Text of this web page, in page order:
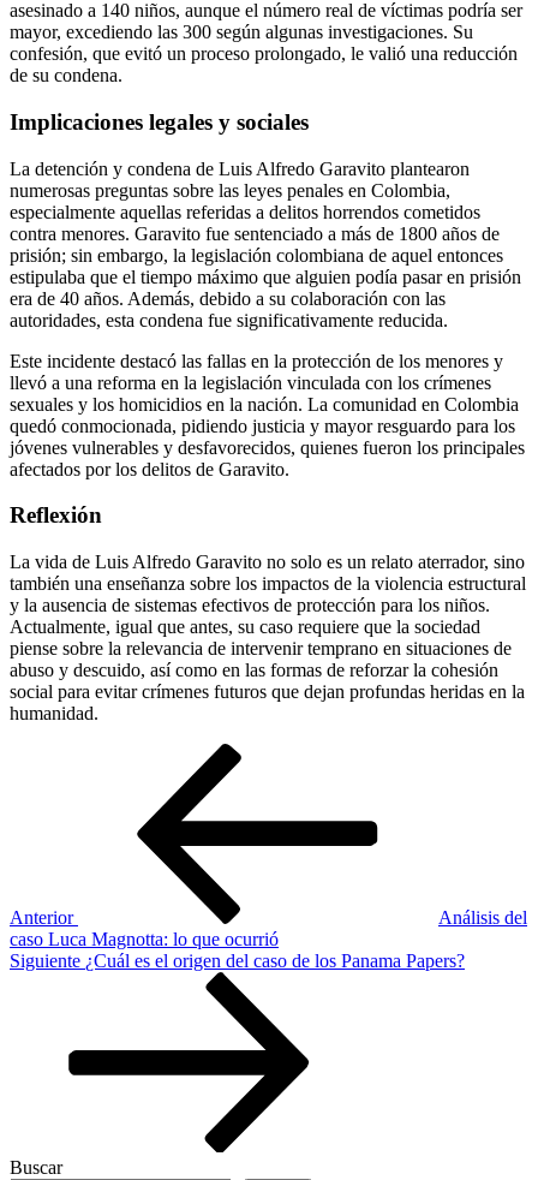
asesinado a 140 niños, aunque el número real de víctimas podría ser
mayor, excediendo las 300 según algunas investigaciones. Su
confesión, que evitó un proceso prolongado, le valió una reducción
de su condena.
Implicaciones legales y sociales
La detención y condena de Luis Alfredo Garavito plantearon
numerosas preguntas sobre las leyes penales en Colombia,
especialmente aquellas referidas a delitos horrendos cometidos
contra menores. Garavito fue sentenciado a más de 1800 años de
prisión; sin embargo, la legislación colombiana de aquel entonces
estipulaba que el tiempo máximo que alguien podía pasar en prisión
era de 40 años. Además, debido a su colaboración con las
autoridades, esta condena fue significativamente reducida.
Este incidente destacó las fallas en la protección de los menores y
llevó a una reforma en la legislación vinculada con los crímenes
sexuales y los homicidios en la nación. La comunidad en Colombia
quedó conmocionada, pidiendo justicia y mayor resguardo para los
jóvenes vulnerables y desfavorecidos, quienes fueron los principales
afectados por los delitos de Garavito.
Reflexión
La vida de Luis Alfredo Garavito no solo es un relato aterrador, sino
también una enseñanza sobre los impactos de la violencia estructural
y la ausencia de sistemas efectivos de protección para los niños.
Actualmente, igual que antes, su caso requiere que la sociedad
piense sobre la relevancia de intervenir temprano en situaciones de
abuso y descuido, así como en las formas de reforzar la cohesión
social para evitar crímenes futuros que dejan profundas heridas en la
humanidad.
Anterior
Análisis del
caso Luca Magnotta: lo que ocurrió
Siguiente
Siguiente ¿Cuál es el origen del caso de los Panama Papers?
Buscar